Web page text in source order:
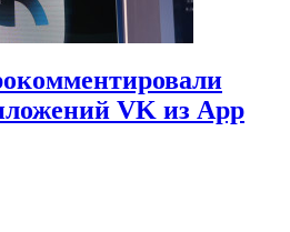
VK из App